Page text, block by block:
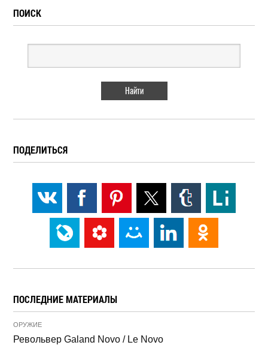
ПОИСК
ПОДЕЛИТЬСЯ
ПОСЛЕДНИЕ МАТЕРИАЛЫ
ОРУЖИЕ
Револьвер Galand Novo / Le Novo